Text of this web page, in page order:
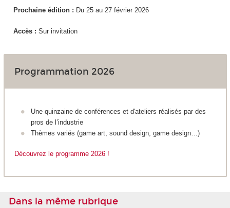
Prochaine édition : Du 25 au 27 février 2026
Accès : Sur invitation
Programmation 2026
Une quinzaine de conférences et d'ateliers réalisés par des
pros de l’industrie
Thèmes variés (game art, sound design, game design…)
Découvrez le programme 2026 !
Dans la même rubrique